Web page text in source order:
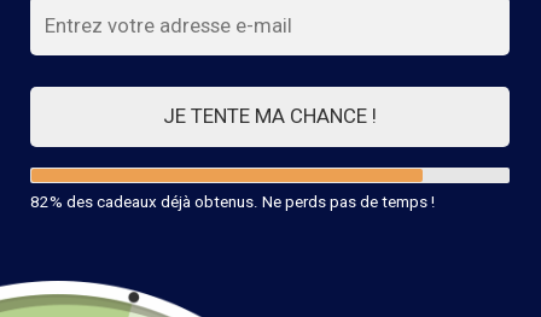
JE TENTE MA CHANCE !
82% des cadeaux déjà obtenus. Ne perds pas de temps !